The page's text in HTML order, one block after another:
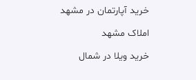
خرید آپارتمان در مشهد
املاک مشهد
خرید ویلا در شمال